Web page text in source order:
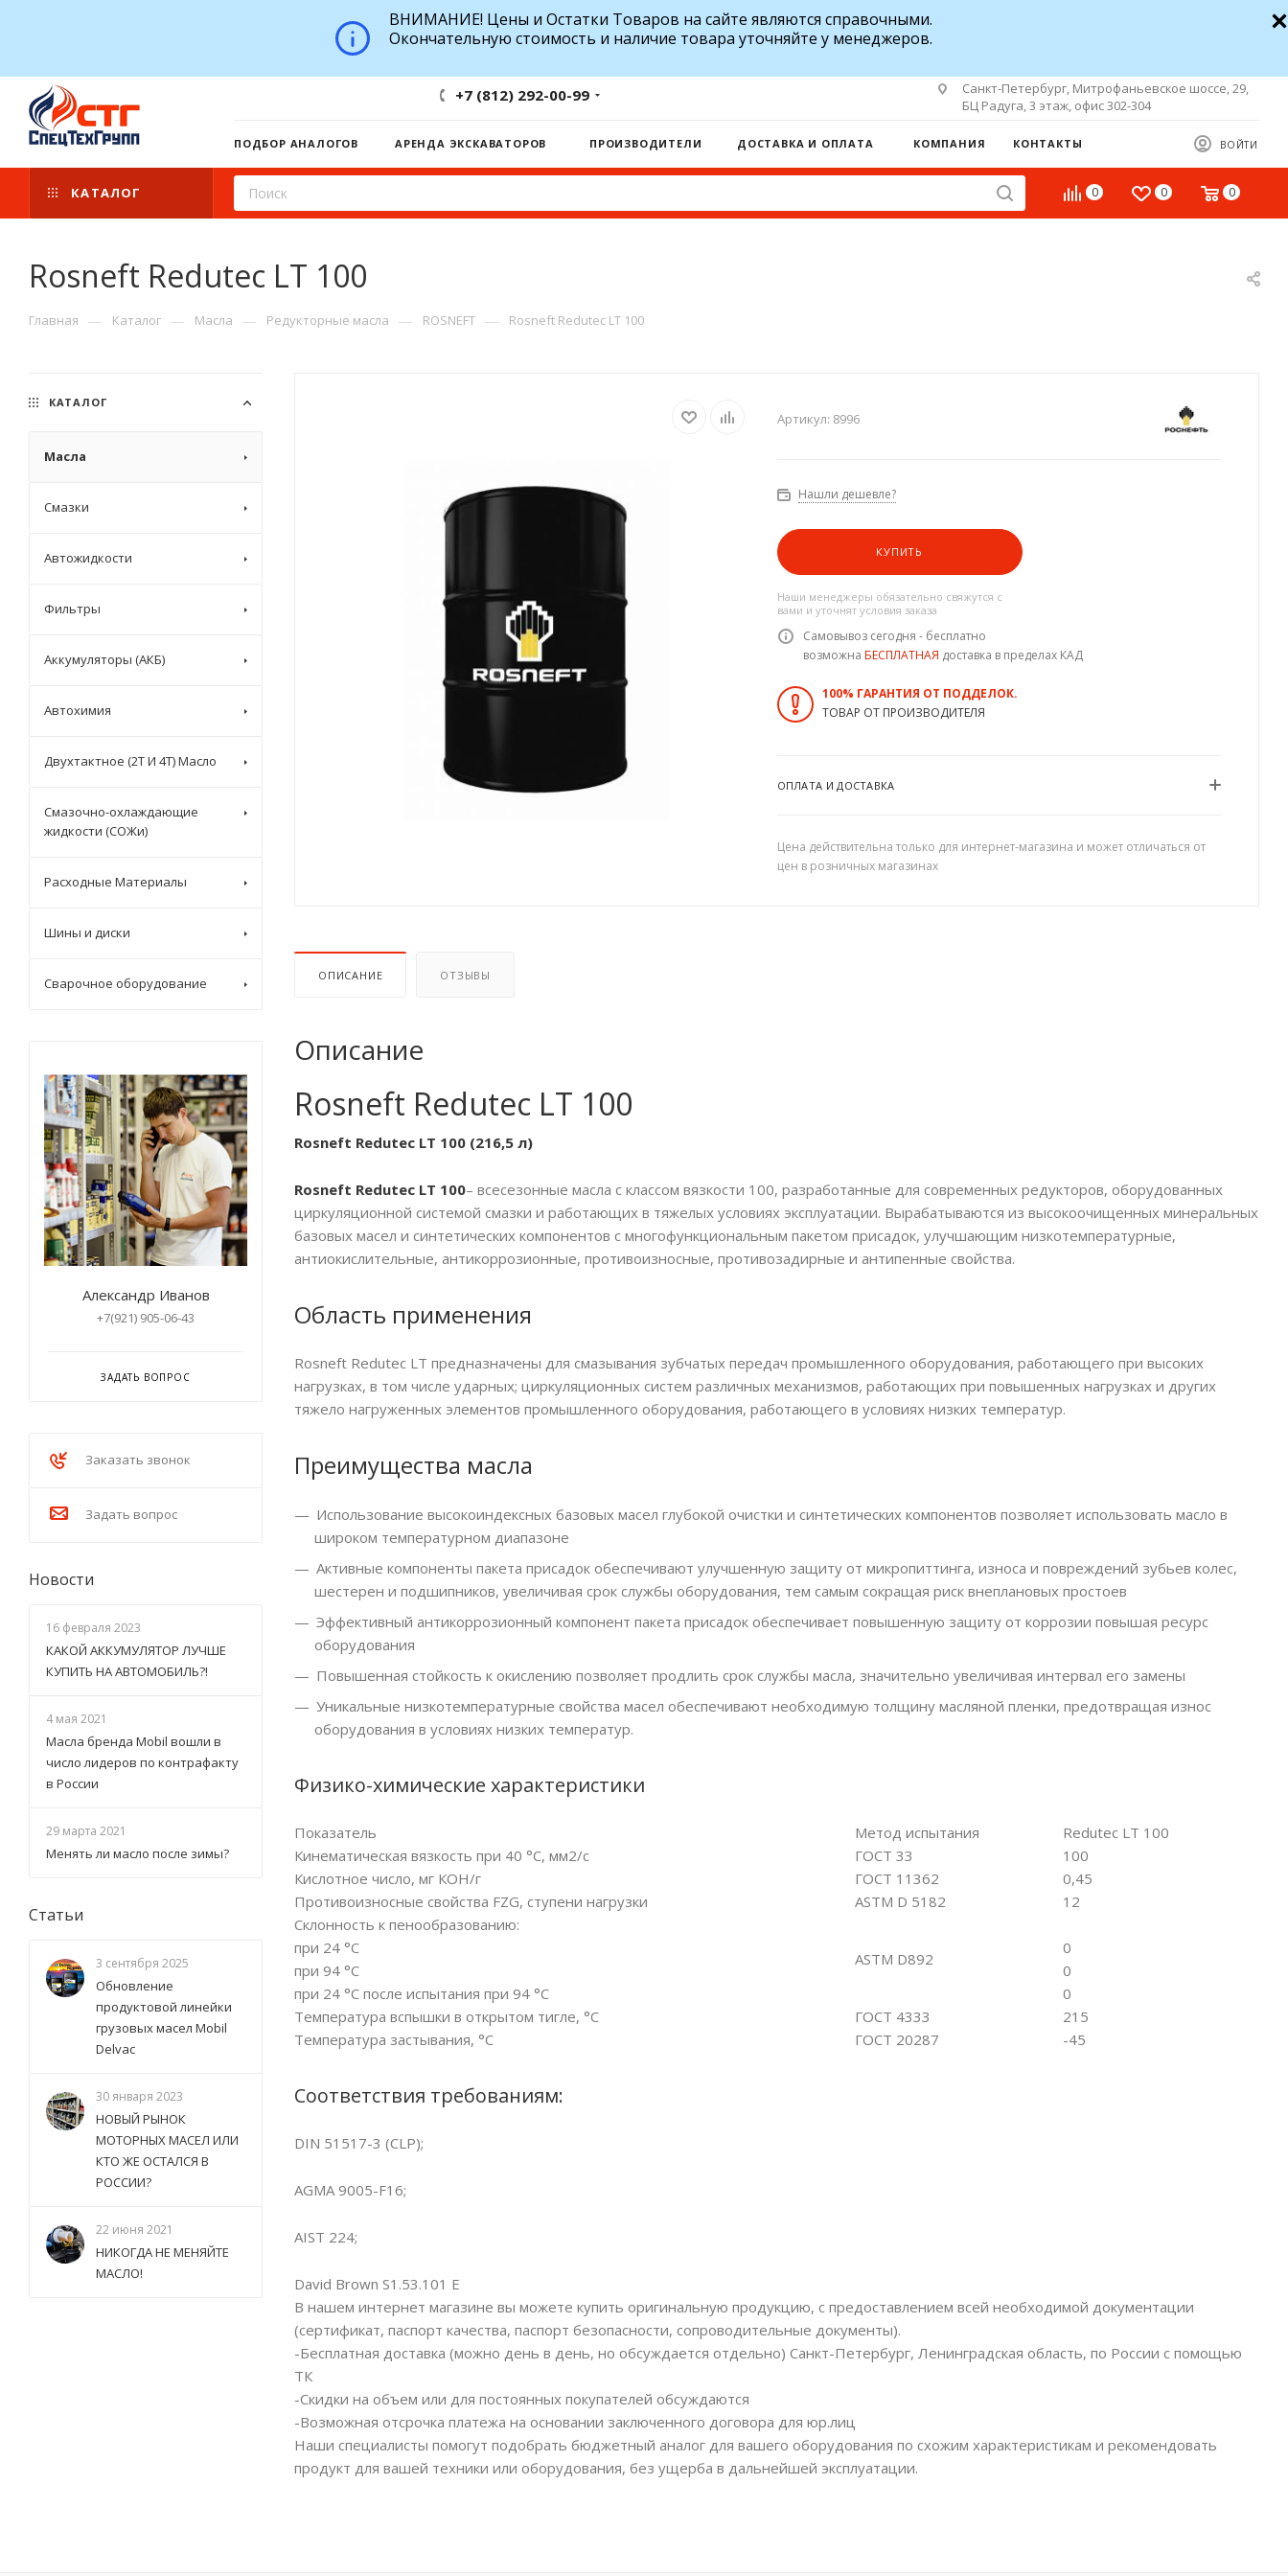
ВНИМАНИЕ! Цены и Остатки Товаров на сайте являются справочными.
Окончательную стоимость и наличие товара уточняйте у менеджеров.
+7 (812) 292-00-99
Санкт-Петербург, Митрофаньевское шоссе, 29,
БЦ Радуга, 3 этаж, офис 302-304
ВОЙТИ
ПОДБОР АНАЛОГОВ АРЕНДА ЭКСКАВАТОРОВ ПРОИЗВОДИТЕЛИ ДОСТАВКА И ОПЛАТА КОМПАНИЯ КОНТАКТЫ
0 0 0
КАТАЛОГ
Rosneft Redutec LT 100
Главная — Каталог — Масла — Редукторные масла — ROSNEFT — Rosneft Redutec LT 100
Артикул: 8996
Нашли дешевле?
КУПИТЬ
Наши менеджеры обязательно свяжутся с
вами и уточнят условия заказа
Самовывоз сегодня - бесплатно
возможна БЕСПЛАТНАЯ доставка в пределах КАД
100% ГАРАНТИЯ ОТ ПОДДЕЛОК.
ТОВАР ОТ ПРОИЗВОДИТЕЛЯ
ОПЛАТА И ДОСТАВКА
Цена действительна только для интернет-магазина и может отличаться от
цен в розничных магазинах
ОПИСАНИЕ ОТЗЫВЫ
Описание
Rosneft Redutec LT 100
Rosneft Redutec LT 100 (216,5 л)
Rosneft Redutec LT 100– всесезонные масла с классом вязкости 100, разработанные для современных редукторов, оборудованных
циркуляционной системой смазки и работающих в тяжелых условиях эксплуатации. Вырабатываются из высокоочищенных минеральных
базовых масел и синтетических компонентов с многофункциональным пакетом присадок, улучшающим низкотемпературные,
антиокислительные, антикоррозионные, противоизносные, противозадирные и антипенные свойства.
Область применения
Rosneft Redutec LT предназначены для смазывания зубчатых передач промышленного оборудования, работающего при высоких
нагрузках, в том числе ударных; циркуляционных систем различных механизмов, работающих при повышенных нагрузках и других
тяжело нагруженных элементов промышленного оборудования, работающего в условиях низких температур.
Преимущества масла
Использование высокоиндексных базовых масел глубокой очистки и синтетических компонентов позволяет использовать масло в
широком температурном диапазоне
Активные компоненты пакета присадок обеспечивают улучшенную защиту от микропиттинга, износа и повреждений зубьев колес,
шестерен и подшипников, увеличивая срок службы оборудования, тем самым сокращая риск внеплановых простоев
Эффективный антикоррозионный компонент пакета присадок обеспечивает повышенную защиту от коррозии повышая ресурс
оборудования
Повышенная стойкость к окислению позволяет продлить срок службы масла, значительно увеличивая интервал его замены
Уникальные низкотемпературные свойства масел обеспечивают необходимую толщину масляной пленки, предотвращая износ
оборудования в условиях низких температур.
Физико-химические характеристики
Показатель Метод испытания
Redutec LT 100
Кинематическая вязкость при 40 °С, мм2/с
ГОСТ 33
100
Кислотное число, мг КОН/г
ГОСТ 11362
0,45
Противоизносные свойства FZG, ступени нагрузки
ASTM D 5182
12
Склонность к пенообразованию:
ASTM D892
при 24 °C
0
при 94 °C
0
при 24 °C после испытания при 94 °C
0
Температура вспышки в открытом тигле, °С
ГОСТ 4333
215
Температура застывания, °С
ГОСТ 20287 -45
Соответствия требованиям:
DIN 51517-3 (CLP);
AGMA 9005-F16;
AIST 224;
David Brown S1.53.101 E
В нашем интернет магазине вы можете купить оригинальную продукцию, с предоставлением всей необходимой документации
(сертификат, паспорт качества, паспорт безопасности, сопроводительные документы).
-Бесплатная доставка (можно день в день, но обсуждается отдельно) Санкт-Петербург, Ленинградская область, по России с помощью
ТК
-Скидки на объем или для постоянных покупателей обсуждаются
-Возможная отсрочка платежа на основании заключенного договора для юр.лиц
Наши специалисты помогут подобрать бюджетный аналог для вашего оборудования по схожим характеристикам и рекомендовать
продукт для вашей техники или оборудования, без ущерба в дальнейшей эксплуатации.
КАТАЛОГ
Масла
Смазки
Автожидкости
Фильтры
Аккумуляторы (АКБ)
Автохимия
Двухтактное (2T И 4T) Масло
Смазочно-охлаждающие
жидкости (СОЖи)
Расходные Материалы
Шины и диски
Сварочное оборудование
Александр Иванов
+7(921) 905-06-43
ЗАДАТЬ ВОПРОС
Заказать звонок
Задать вопрос
Новости
16 февраля 2023
КАКОЙ АККУМУЛЯТОР ЛУЧШЕ
КУПИТЬ НА АВТОМОБИЛЬ?!
4 мая 2021
Масла бренда Mobil вошли в
число лидеров по контрафакту
в России
29 марта 2021
Менять ли масло после зимы?
Статьи
3 сентября 2025
Обновление
продуктовой линейки
грузовых масел Mobil
Delvac
30 января 2023
НОВЫЙ РЫНОК
МОТОРНЫХ МАСЕЛ ИЛИ
КТО ЖЕ ОСТАЛСЯ В
РОССИИ?
22 июня 2021
НИКОГДА НЕ МЕНЯЙТЕ
МАСЛО!